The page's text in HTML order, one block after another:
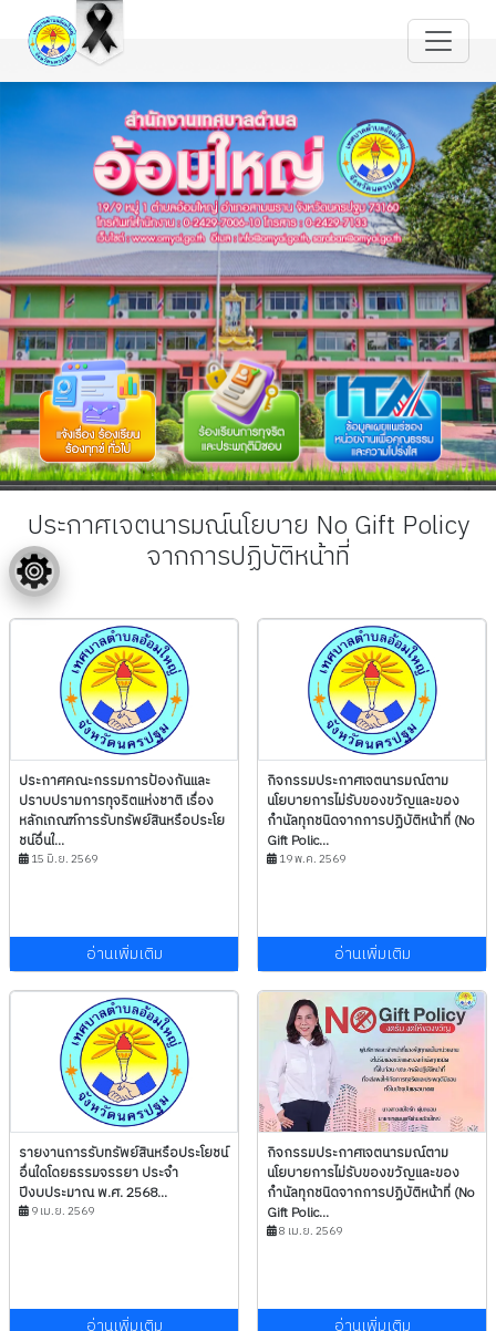
ประกาศเจตนารมณ์นโยบาย No Gift Policy
จากการปฏิบัติหน้าที่
ประกาศคณะกรรมการป้องกันและ
ปราบปรามการทุจริตแห่งชาติ เรื่อง
หลักเกณฑ์การรับทรัพย์สินหรือประโย
ชน์อื่นใ...
15 มิ.ย. 2569
อ่านเพิ่มเติม
กิจกรรมประกาศเจตนารมณ์ตาม
นโยบายการไม่รับของขวัญและของ
กำนัลทุกชนิดจากการปฏิบัติหน้าที่ (No
Gift Polic...
19 พ.ค. 2569
อ่านเพิ่มเติม
รายงานการรับทรัพย์สินหรือประโยชน์
อื่นใดโดยธรรมจรรยา ประจำ
ปีงบประมาณ พ.ศ. 2568...
9 เม.ย. 2569
อ่านเพิ่มเติม
กิจกรรมประกาศเจตนารมณ์ตาม
นโยบายการไม่รับของขวัญและของ
กำนัลทุกชนิดจากการปฏิบัติหน้าที่ (No
Gift Polic...
8 เม.ย. 2569
อ่านเพิ่มเติม